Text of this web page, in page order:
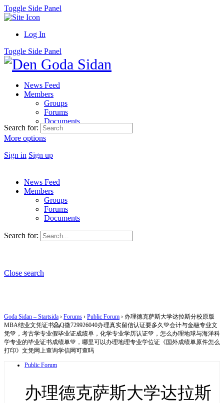
Toggle Side Panel
Log In
Toggle Side Panel
News Feed
Members
Groups
Forums
Documents
More options
Sign in Sign up
Search for:
News Feed
Members
Groups
Forums
Documents
Search for:
Close search
Goda Sidan – Startsida › Forums › Public Forum › 办理德克萨斯大学达拉斯分校原版
MBA结业文凭证书💁Q微729926040办理真实留信认证要多久💚会计与金融专业文
凭💚，考古学专业假毕业证成绩单，化学专业学历认证💚，怎么办理地球与海洋科
学专业的毕业证书成绩单💚，哪里可以办理地理专业学位证《国外成绩单原件怎么
打印》文凭网上查询学信网可查吗
Public Forum
办理德克萨斯大学达拉斯